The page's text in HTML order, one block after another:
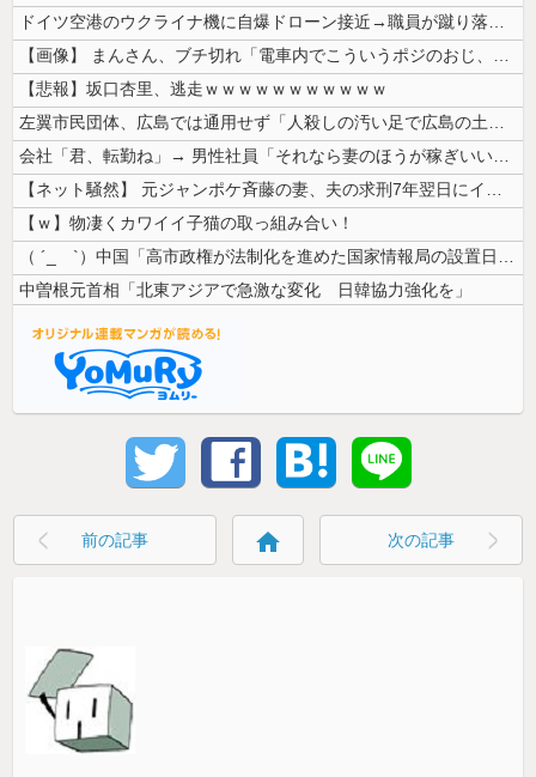
ドイツ空港のウクライナ機に自爆ドローン接近→職員が蹴り落とす→偶然起爆...
【画像】 まんさん、ブチ切れ「電車内でこういうポジのおじ、ガチでイラネ...
【悲報】坂口杏里、逃走ｗｗｗｗｗｗｗｗｗｗｗ
左翼市民団体、広島では通用せず「人殺しの汚い足で広島の土を踏むな！」→...
会社「君、転勤ね」→ 男性社員「それなら妻のほうが稼ぎいいんで辞めます...
【ネット騒然】 元ジャンポケ斉藤の妻、夫の求刑7年翌日にインスタ更新！...
【ｗ】物凄くカワイイ子猫の取っ組み合い！
（ ´_ゝ`）中国「高市政権が法制化を進めた国家情報局の設置日が7月3...
中曽根元首相「北東アジアで急激な変化 日韓協力強化を」
前の記事 home 次の記事